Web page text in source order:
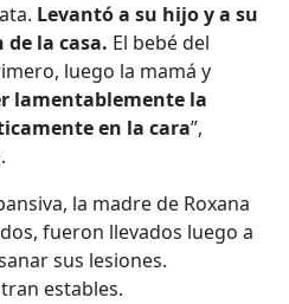
Levantó a su hijo y a su
la casa. El bebé del
luego la mamá y
lamentablemente la
en la cara”,
la madre de Roxana
fueron llevados luego a
sus lesiones.
estables.